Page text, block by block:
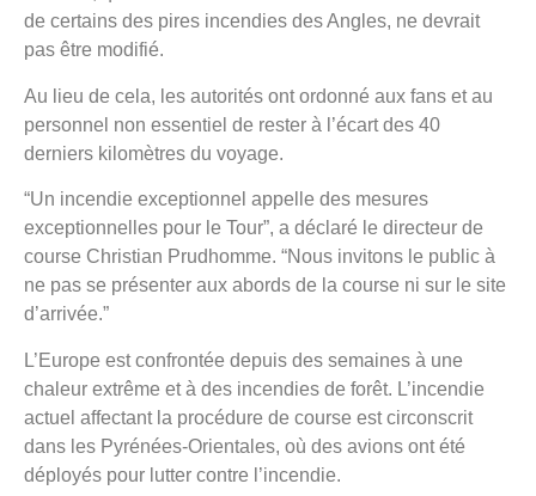
de certains des pires incendies des Angles, ne devrait
pas être modifié.
Au lieu de cela, les autorités ont ordonné aux fans et au
personnel non essentiel de rester à l’écart des 40
derniers kilomètres du voyage.
“Un incendie exceptionnel appelle des mesures
exceptionnelles pour le Tour”, a déclaré le directeur de
course Christian Prudhomme. “Nous invitons le public à
ne pas se présenter aux abords de la course ni sur le site
d’arrivée.”
L’Europe est confrontée depuis des semaines à une
chaleur extrême et à des incendies de forêt. L’incendie
actuel affectant la procédure de course est circonscrit
dans les Pyrénées-Orientales, où des avions ont été
déployés pour lutter contre l’incendie.